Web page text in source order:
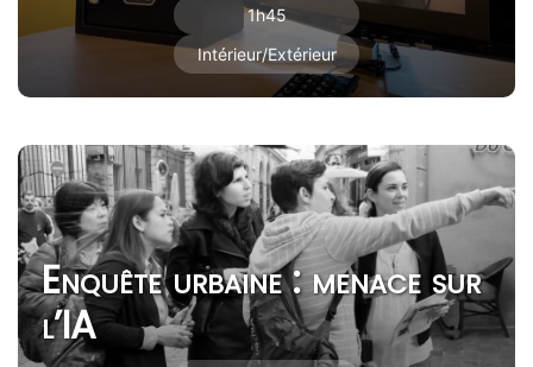
1h45
Intérieur/Extérieur
Enquête urbaine : menace sur
l’IA